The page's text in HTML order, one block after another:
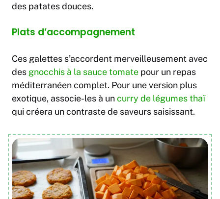
des patates douces.
Plats d’accompagnement
Ces galettes s’accordent merveilleusement avec
des gnocchis à la sauce tomate pour un repas
méditerranéen complet. Pour une version plus
exotique, associe-les à uncurry de légumes thaï
qui créera un contraste de saveurs saisissant.